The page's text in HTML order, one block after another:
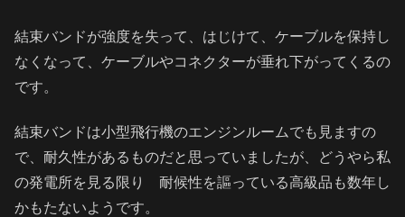
結束バンドが強度を失って、はじけて、ケーブルを保持し
なくなって、ケーブルやコネクターが垂れ下がってくるの
です。
結束バンドは小型飛行機のエンジンルームでも見ますの
で、耐久性があるものだと思っていましたが、どうやら私
の発電所を見る限り 耐候性を謳っている高級品も数年し
かもたないようです。